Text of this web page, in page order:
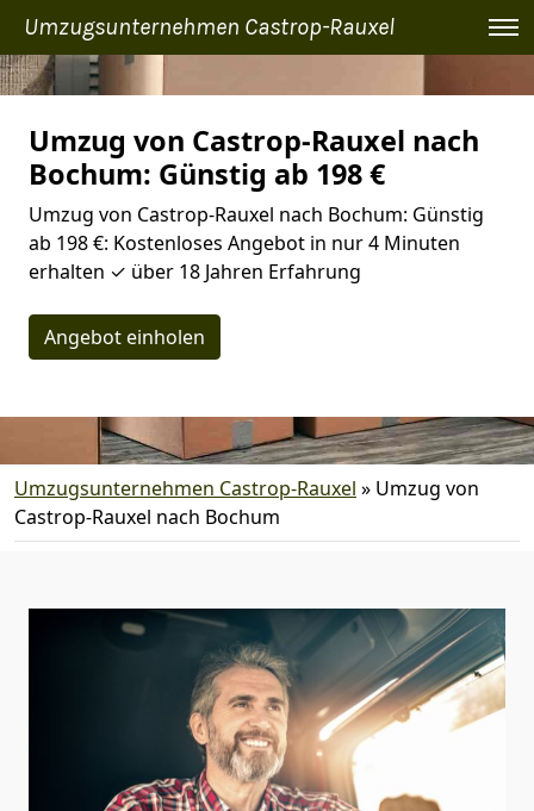
Umzugsunternehmen Castrop-Rauxel
Umzug von Castrop-Rauxel nach
Bochum: Günstig ab 198 €
Umzug von Castrop-Rauxel nach Bochum: Günstig
ab 198 €: Kostenloses Angebot in nur 4 Minuten
erhalten ✓ über 18 Jahren Erfahrung
Angebot einholen
Umzugsunternehmen Castrop-Rauxel » Umzug von
Castrop-Rauxel nach Bochum